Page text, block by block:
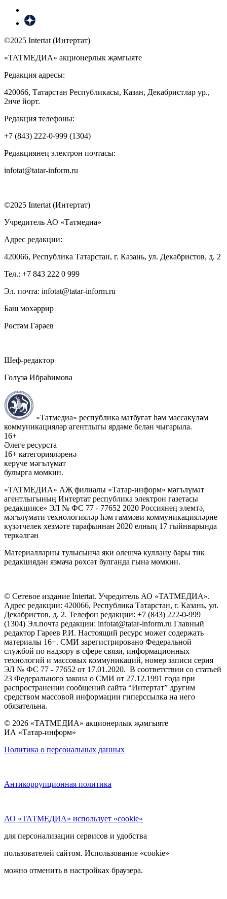
©2025 Intertat (Интертат)
«ТАТМЕДИА» акционерлык җәмгыяте
Редакция адресы:
420066, Татарстан Республикасы, Казан, Декабристлар ур.,
2нче йорт.
Редакция телефоны:
+7 (843) 222-0-999 (1304)
Редакциянең электрон почтасы:
infotat@tatar-inform.ru
©2025 Intertat (Интертат)
Учредитель АО «Татмедиа»
Адрес редакции:
420066, Республика Татарстан, г. Казань, ул. Декабристов, д. 2
Тел.: +7 843 222 0 999
Эл. почта: infotat@tatar-inform.ru
Баш мөхәррир
Рөстәм Гәрәев
Шеф-редактор
Гөлүзә Ибраһимова
«Татмедиа» республика матбугат һәм массакүләм
коммуникацияләр агентлыгы ярдәме белән чыгарыла.
16+
Әлеге ресурста
16+ категорияләренә
керүче мәгълүмат
булырга мөмкин.
«ТАТМЕДИА» АҖ филиалы «Татар-информ» мәгълүмат
агентлыгының Интертат республика электрон газетасы
редакциясе» ЭЛ № ФС 77 - 77652 2020 Россиянең элемтә,
мәгълүмати технологияләр һәм гаммәви коммуникацияләрне
күзәтчелек хезмәте тарафыннан 2020 елның 17 гыйнварында
теркәлгән
Материалларны тулысынча яки өлешчә куллану бары тик
редакциядән язмача рөхсәт булганда гына мөмкин.
© Сетевое издание Intertat. Учредитель АО «ТАТМЕДИА».
Адрес редакции: 420066, Республика Татарстан, г. Казань, ул.
Декабристов, д. 2. Телефон редакции: +7 (843) 222-0-999
(1304) Эл.почта редакции: infotat@tatar-inform.ru Главный
редактор Гареев Р.И. Настоящий ресурс может содержать
материалы 16+. СМИ зарегистрировано Федеральной
службой по надзору в сфере связи, информационных
технологий и массовых коммуникаций, номер записи серия
ЭЛ № ФС 77 - 77652 от 17.01.2020. В соответствии со статьей
23 Федерального закона о СМИ от 27.12.1991 года при
распространении сообщений сайта “Интертат” другим
средством массовой информации гиперссылка на него
обязательна.
© 2026 «ТАТМЕДИА» акционерлык җәмгыяте
ИА «Татар-информ»
Политика о персональных данных
Антикоррупционная политика
АО «ТАТМЕДИА» использует «cookie»
для персонализации сервисов и удобства
пользователей сайтом. Использование «cookie»
можно отменить в настройках браузера.